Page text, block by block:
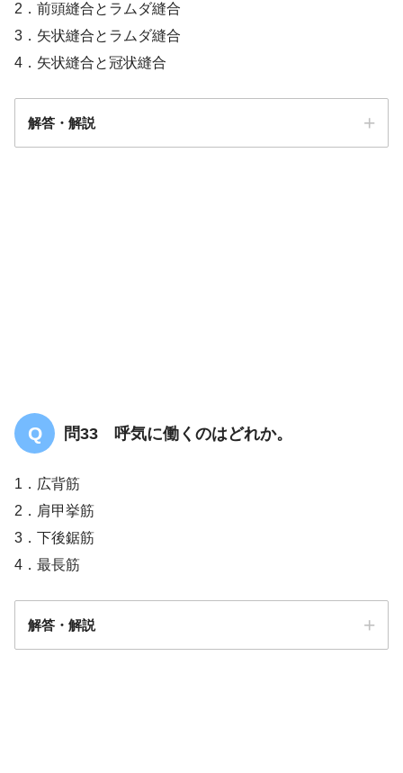
2．前頭縫合とラムダ縫合
3．矢状縫合とラムダ縫合
4．矢状縫合と冠状縫合
解答・解説
問33 呼気に働くのはどれか。
1．広背筋
2．肩甲挙筋
3．下後鋸筋
4．最長筋
解答・解説